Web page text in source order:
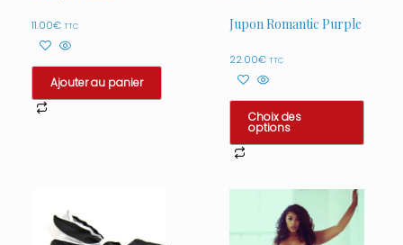
11.00€ TTC
Ajouter au panier
Jupon Romantic Purple
22.00€ TTC
Choix des
options
a
plusieurs
variations.